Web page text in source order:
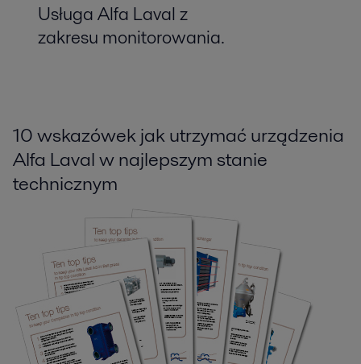
Usługa Alfa Laval z
zakresu monitorowania.
10 wskazówek jak utrzymać urządzenia
Alfa Laval w najlepszym stanie
technicznym